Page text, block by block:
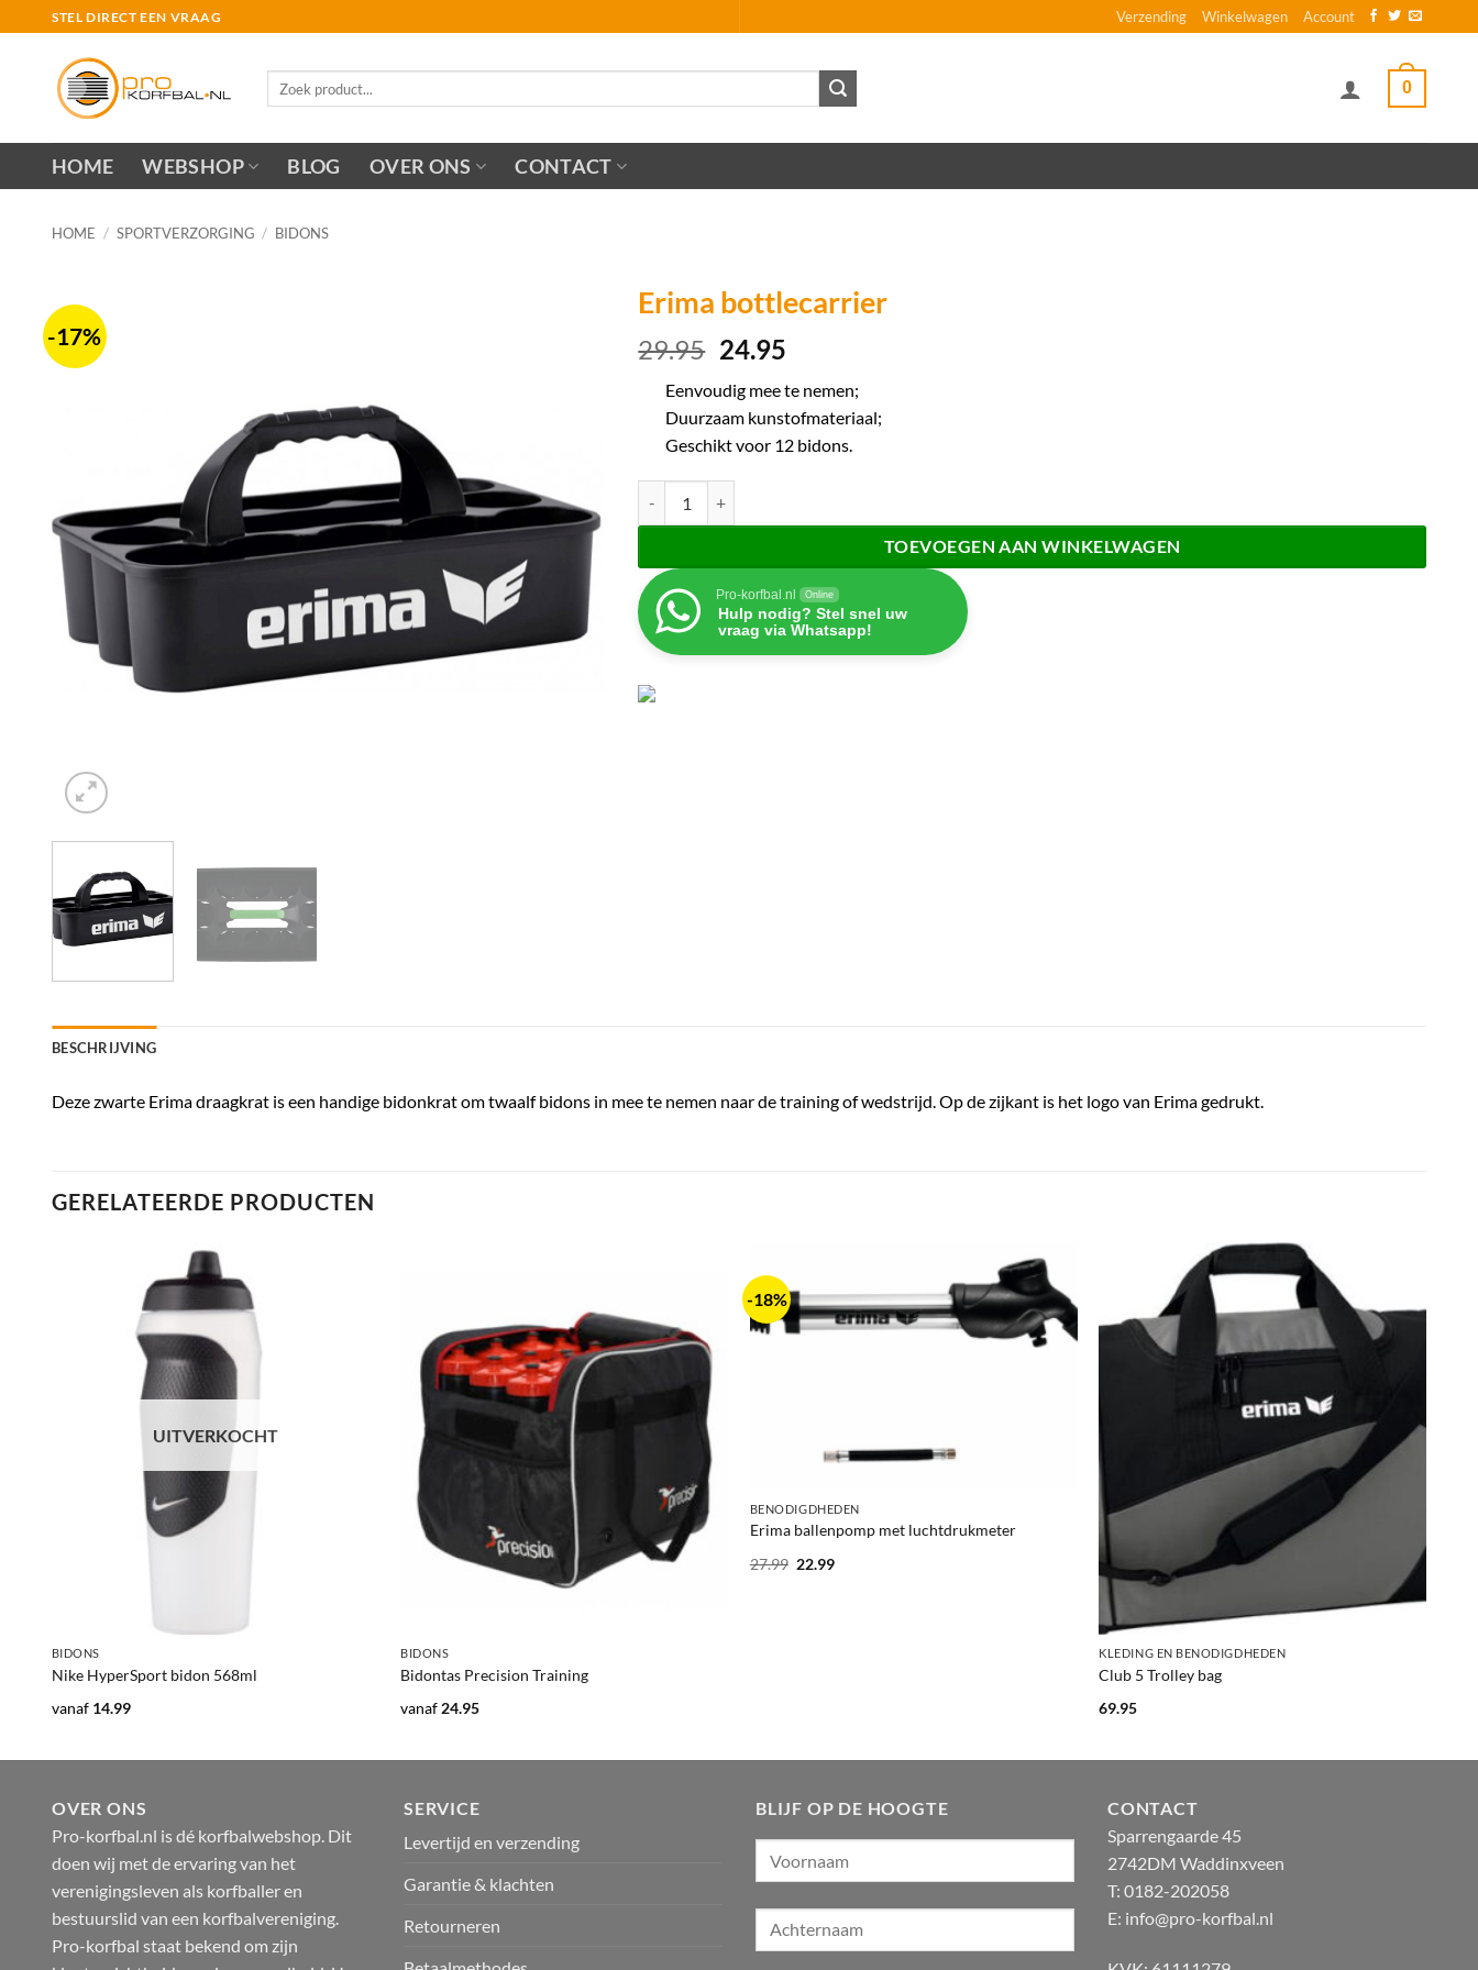
naar
STEL DIRECT EEN VRAAG Verzending Winkelwagen Account
0
HOME WEBSHOP BLOG OVER ONS CONTACT
HOME / SPORTVERZORGING / BIDONS
-17%
Erima bottlecarrier
29.95 Oorspronkelijke
was:
29.95.
24.95Huidige
is:
24.95.
Eenvoudig mee te nemen;
Duurzaam kunstofmateriaal;
Geschikt voor 12 bidons.
TOEVOEGEN AAN WINKELWAGEN
Pro-korfbal.nl Online
Hulp nodig? Stel snel uw
vraag via Whatsapp!
BESCHRIJVING
Deze zwarte Erima draagkrat is een handige bidonkrat om twaalf bidons in mee te nemen naar de training of wedstrijd. Op de zijkant is het logo van Erima gedrukt.
GERELATEERDE PRODUCTEN
UITVERKOCHT
BIDONS
Nike HyperSport bidon 568ml
vanaf 14.99
BIDONS
Bidontas Precision Training
vanaf24.95
-18%
BENODIGDHEDEN
Erima ballenpomp met luchtdrukmeter
27.99 Oorspronkelijke
22.99Huidige
KLEDING EN BENODIGDHEDEN
Club 5 Trolley bag
69.95
OVER ONS
Pro-korfbal.nl is dé korfbalwebshop. Dit
doen wij met de ervaring van het
verenigingsleven als korfballer en
bestuurslid van een korfbalvereniging.
Pro-korfbal staat bekend om zijn
SERVICE
Levertijd en verzending
Garantie & klachten
Retourneren
BLIJF OP DE HOOGTE
CONTACT
Sparrengaarde 45
2742DM Waddinxveen
T: 0182-202058
E: info@pro-korfbal.nl